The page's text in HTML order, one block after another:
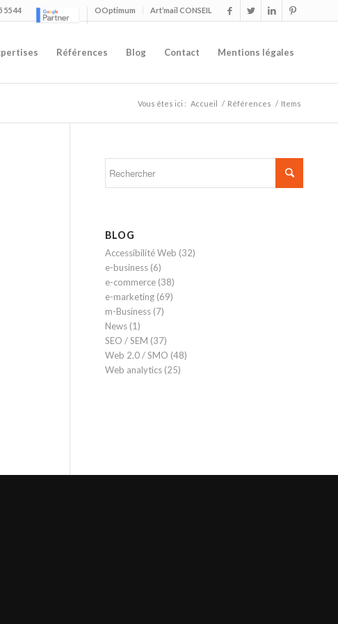
OOptimum Art’mail CONSEIL
55 44
Références Blog Contact Mentions légales
Vous êtes ici : Accueil / Références / Items
BLOG
Accessibilité Web (32)
e-business (6)
e-commerce (38)
e-marketing (69)
m-Business (7)
News (1)
SEO / SEM (37)
Web 2.0 / SMO (48)
Web analytics (25)